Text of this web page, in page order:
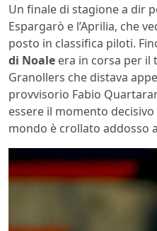
Un finale di stagione a dir
Espargarò e l’Aprilia, che
posto in classifica piloti.
di Noale era in corsa per il
Granollers che distava
provvisorio Fabio
essere il momento
mondo è crollato addosso